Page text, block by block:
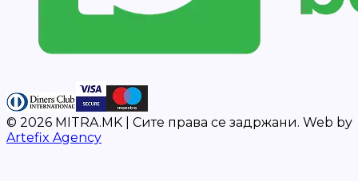
© 2026 MITRA.MK | Сите права се задржани. Web by
Artefix Agency